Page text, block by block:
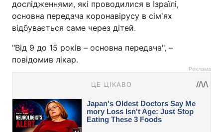
дослідженнями, які проводилися в Ізраїлі,
основна передача коронавірусу в сім'ях
відбувається саме через дітей.
"Від 9 до 15 років – основна передача", –
повідомив лікар.
Реклама